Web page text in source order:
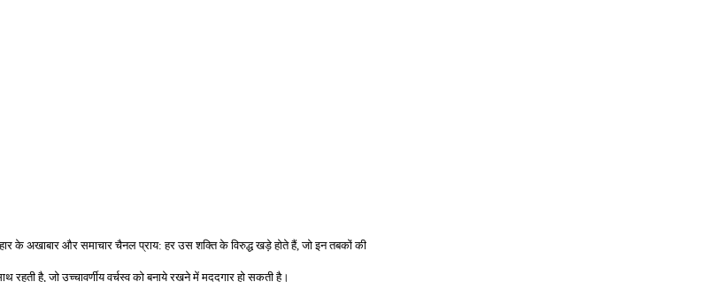
के अखाबार और समाचार चैनल प्राय:हर उस शक्ति के विरुद्ध खड़े होते हैं,जो इन तबकों की
रहती है,जो उच्चावर्णीय वर्चस्व को बनाये रखने में मददगार हो सकती है।